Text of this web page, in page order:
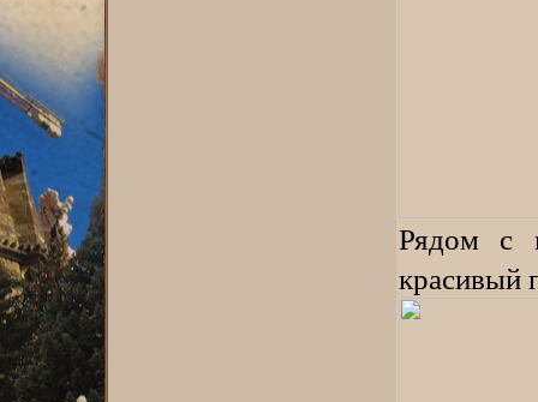
Рядом с
красивый